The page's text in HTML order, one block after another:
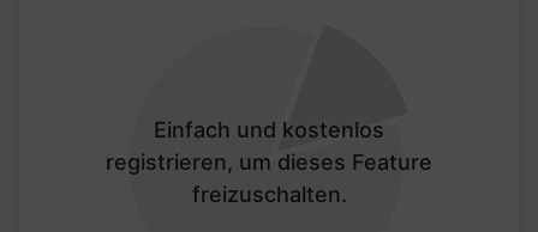
Einfach und kostenlos
registrieren, um dieses Feature
freizuschalten.